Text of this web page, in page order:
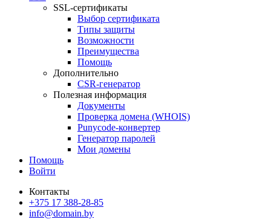
SSL-сертификаты
Выбор сертификата
Типы защиты
Возможности
Преимущества
Помощь
Дополнительно
CSR-генератор
Полезная информация
Документы
Проверка домена (WHOIS)
Punycode-конвертер
Генератор паролей
Мои домены
Помощь
Войти
Контакты
+375 17 388-28-85
info@domain.by